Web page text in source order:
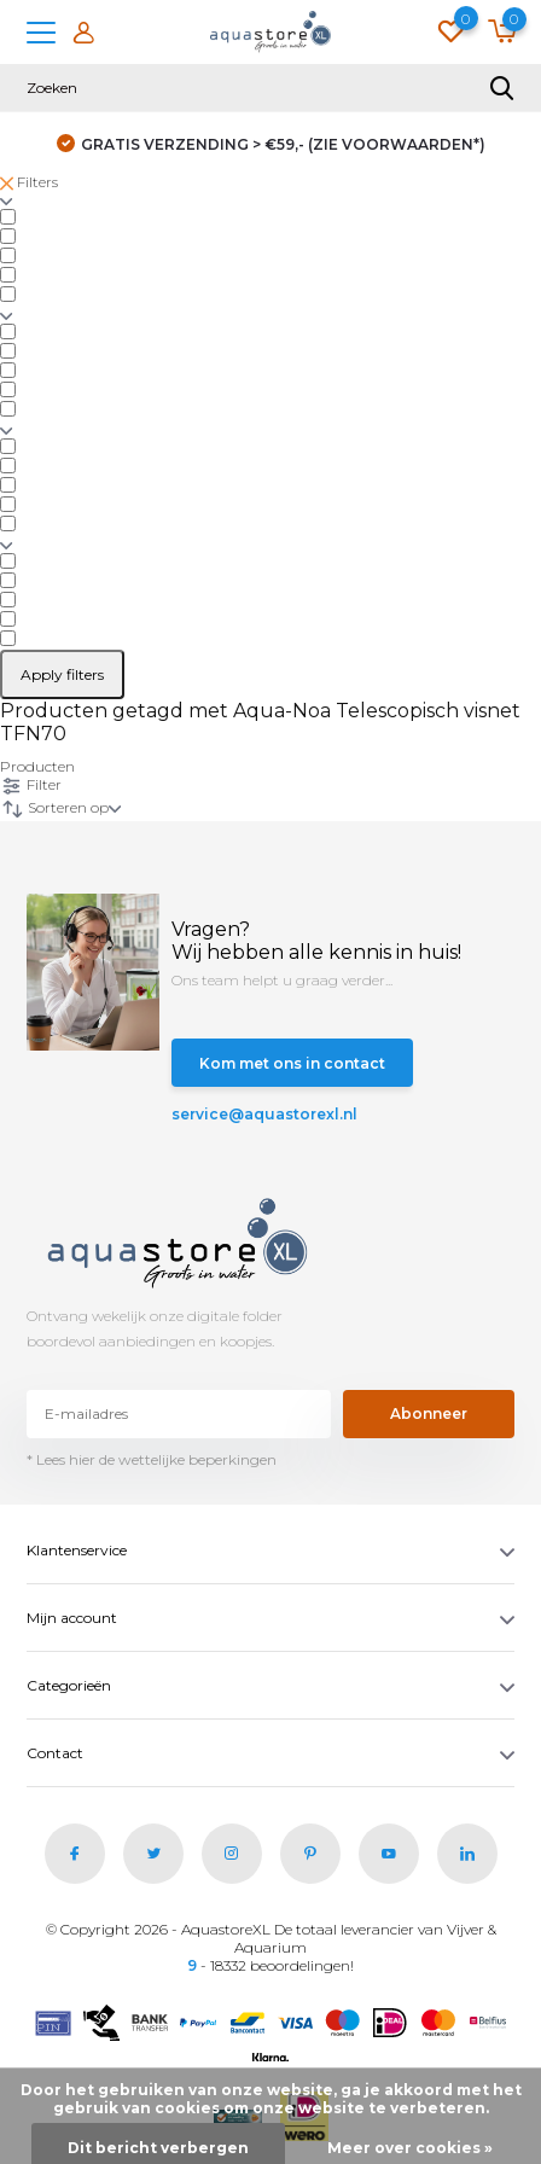
0 0
GRATIS VERZENDING > €59,- (ZIE VOORWAARDEN*)
Filters
Apply filters
Producten getagd met Aqua-Noa Telescopisch visnet
TFN70
Producten
Filter
Sorteren op
Vragen?
Wij hebben alle kennis in huis!
Ons team helpt u graag verder...
Kom met ons in contact
service@aquastorexl.nl
Ontvang wekelijk onze digitale folder
boordevol aanbiedingen en koopjes.
Abonneer
* Lees hier de wettelijke beperkingen
Klantenservice
Mijn account
Categorieën
Contact
© Copyright 2026 - AquastoreXL De totaal leverancier van Vijver &
Aquarium
9 - 18332 beoordelingen!
Door het gebruiken van onze website, ga je akkoord met het
gebruik van cookies om onze website te verbeteren.
Dit bericht verbergen Meer over cookies »